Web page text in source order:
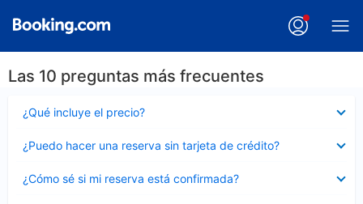
Las 10 preguntas más frecuentes
¿Qué incluye el precio?
cerrado
¿Puedo hacer una reserva sin tarjeta de crédito?
cerrado
¿Cómo sé si mi reserva está confirmada?
cerrado